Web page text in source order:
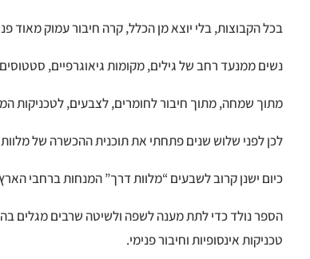
בכל הקבוצות, בלי יוצא מן הכלל, קרה חיבור עמוק מאוד
נשים ממנעד רחב של גילים, מקומות גיאוגרפיים,
מתוך שמחה, מתוך חיבור לחומרים, לצבעים, לטכניקות
לכן לפני שלוש שנים פתחתי את תוכנית ההכשרה של מלוות
כיום ישנן קרוב לשבעים “מלוות דרך” המנחות ברחבי
הספר נולד כדי לתת מענה לשפה ולשיטה שרבים מגלים
טכניקות אינסופיות וחיבור פנימי.